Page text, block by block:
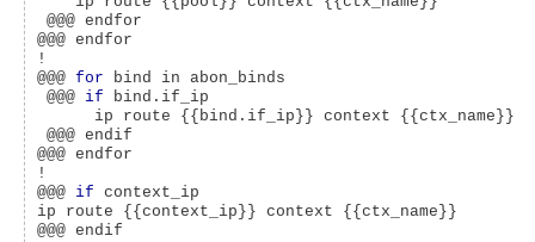
@@@ endfor
@@@ endfor
!
@@@ for bind in abon_binds
@@@ if bind.if_ip
ip route {{bind.if_ip}} context {{ctx_name}}
@@@ endif
@@@ endfor
!
@@@ if context_ip
ip route {{context_ip}} context {{ctx_name}}
@@@ endif